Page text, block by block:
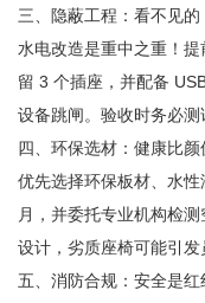
三、隐蔽工程：看不见的
水电改造是重中之重！
留 3 个插座，并配备
设备跳闸。验收时务必测
四、环保选材：健康比颜
优先选择环保板材、水
月，并委托专业机构检
设计，劣质座椅可能引发
五、消防合规：安全是红